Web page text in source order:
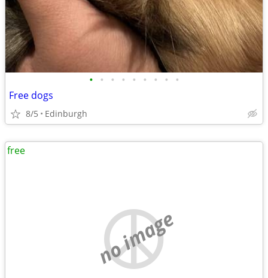
• • • • • • • • •
Free dogs
8/5 Edinburgh
no image
free